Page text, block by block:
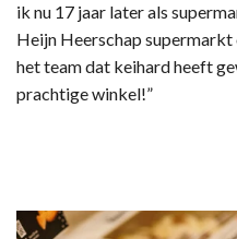
ik nu 17 jaar later als
Heijn Heerschap
het team dat keihard heeft
prachtige winkel!”